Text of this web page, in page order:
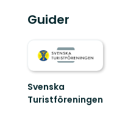
Guider
Svenska
Turistföreningen